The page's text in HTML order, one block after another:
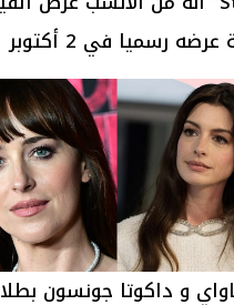
في 2 أكتوبر العام المٌقبل 2026.
و داكوتا جونسون